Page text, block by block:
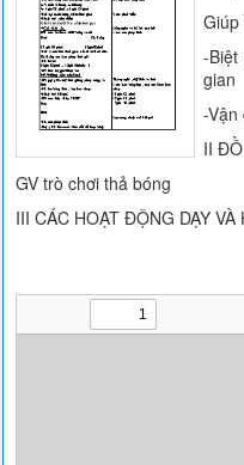
Giúp
-
gian
-Vận
II
GV trò chơi thả bóng
III CÁC HOẠT ĐỘNG DẠY VÀ